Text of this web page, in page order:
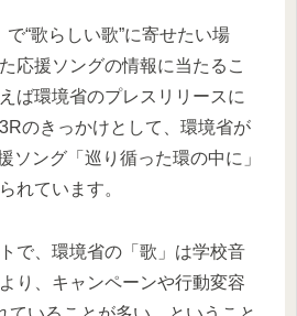
で“歌らしい歌”に寄せたい場
応援ソングの情報に当たるこ
ば環境省のプレスリリースに
のきっかけとして、環境省が
ソング「巡り循った環の中に」
れています。
で、環境省の「歌」は学校音
り、キャンペーンや行動変容